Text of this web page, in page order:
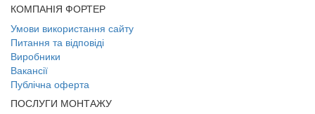
КОМПАНІЯ ФОРТЕР
Умови використання сайту
Питання та відповіді
Виробники
Вакансії
Публічна оферта
ПОСЛУГИ МОНТАЖУ